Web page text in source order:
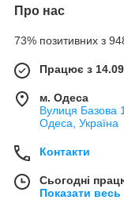
Про нас
73% позитивних з 948
Працює з
м. Одеса
Вулиця Базова
Одеса, Україна
Контакти
Сьогодні
Показати